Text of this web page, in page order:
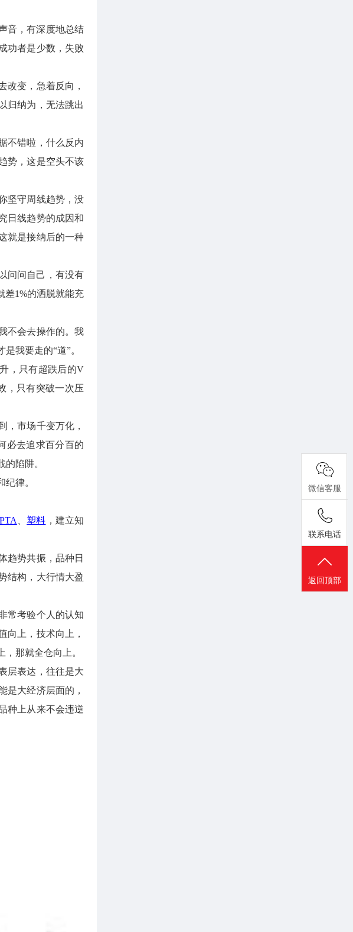
音，有深度地总结
功者是少数，失败
改变，急着反向，
归纳为，无法跳出
不错啦，什么反内
势，这是空头不该
坚守周线趋势，没
日线趋势的成因和
就是接纳后的一种
问问自己，有没有
差1%的洒脱就能充
不会去操作的。我
我要走的“道”。
，只有超跌后的V
，只有突破一次压
，市场千变万化，
必去追求百分百的
陷阱。
律。
PTA 塑料 ，建立知
趋势共振，品种日
结构，大行情大盈
常考验个人的认知
向上，技术向上，
那就全仓向上。
层表达，往往是大
是大经济层面的，
种上从来不会违逆
微信客服
联系电话
返回顶部